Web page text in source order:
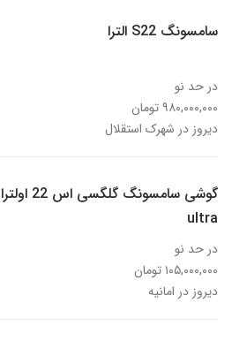
سامسونگ S22 الترا
در حد نو
۹۸۰,۰۰۰,۰۰۰ تومان
دیروز در شهرک استقلال
گوشی سامسونگ گلگسی اس 22 اولترا
ultra
در حد نو
۱۰۵,۰۰۰,۰۰۰ تومان
دیروز در امانیه